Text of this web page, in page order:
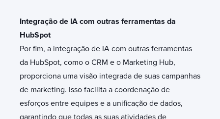
Integração de IA com outras ferramentas da
HubSpot
Por fim, a integração de IA com outras ferramentas
da HubSpot, como o CRM e o Marketing Hub,
proporciona uma visão integrada de suas campanhas
de marketing. Isso facilita a coordenação de
esforços entre equipes e a unificação de dados,